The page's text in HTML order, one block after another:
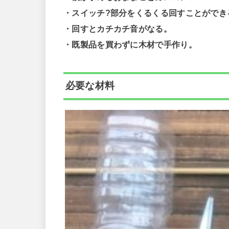
・スイッチ?部分をくるくる回すことができ
・回すとカチカチ音がなる。
・既製品を買わずに木材で手作り。
必要な材料